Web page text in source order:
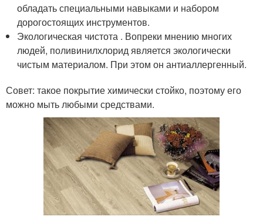
обладать специальными навыками и набором
дорогостоящих инструментов.
Экологическая чистота . Вопреки мнению многих
людей, поливинилхлорид является экологически
чистым материалом. При этом он антиаллергенный.
Совет: такое покрытие химически стойко, поэтому его
можно мыть любыми средствами.